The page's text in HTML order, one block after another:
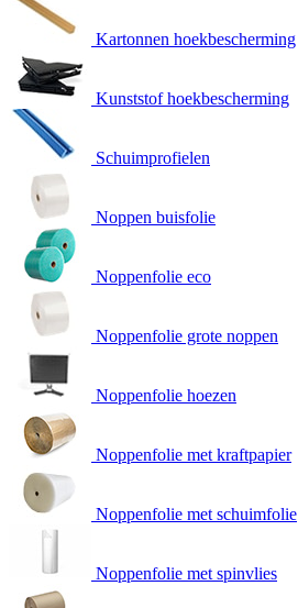
Kartonnen hoekbescherming
Kunststof hoekbescherming
Schuimprofielen
Noppen buisfolie
Noppenfolie eco
Noppenfolie grote noppen
Noppenfolie hoezen
Noppenfolie met kraftpapier
Noppenfolie met schuimfolie
Noppenfolie met spinvlies